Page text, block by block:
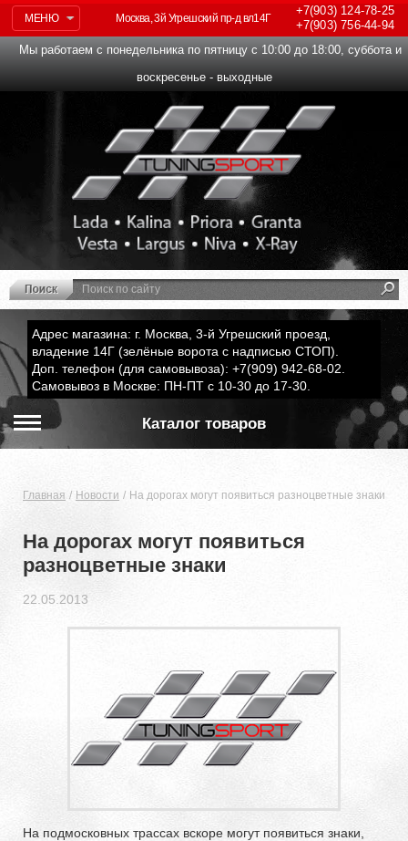
МЕНЮ
+7(903)124-78-25
+7(903)756-44-94
Москва, 3й Угрешский пр-д вл14Г
Мы работаем с понедельника по пятницу с 10:00 до 18:00, суббота и
воскресенье - выходные
Адрес магазина: г. Москва, 3-й Угрешский проезд,
владение 14Г (зелёные ворота с надписью СТОП).
Доп. телефон (для самовывоза): +7(909) 942-68-02.
Самовывоз в Москве: ПН-ПТ с 10-30 до 17-30.
Каталог товаров
Главная Новости На дорогах могут появиться разноцветные знаки
На дорогах могут появиться
разноцветные знаки
22.05.2013
На подмосковных трассах вскоре могут появиться знаки,